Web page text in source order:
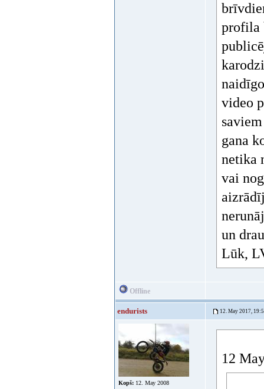
profila
video
gana
netika
vai
un
Lūk,
Offline
endurists 12. May 2017,
Kopš: 12. May 2008
12